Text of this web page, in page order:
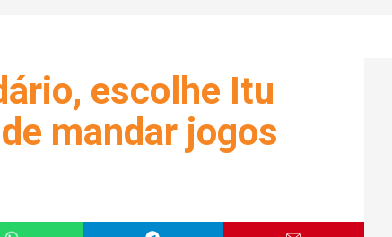
escolhe Itu
mandar jogos